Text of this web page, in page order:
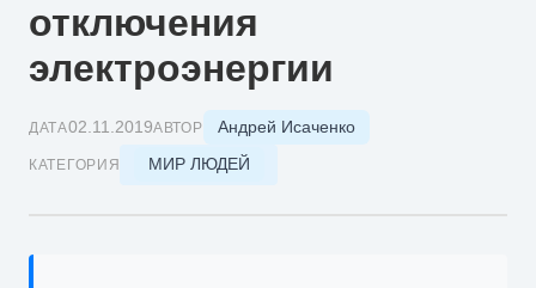
отключения
электроэнергии
ДАТА02.11.2019АВТОР Андрей Исаченко
КАТЕГОРИЯ МИР ЛЮДЕЙ